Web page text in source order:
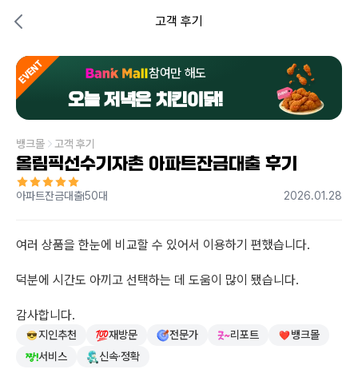
고객 후기
EVENT 참여만 해도
오늘 저녁은 치킨이닭!
뱅크몰 고객 후기
올림픽선수기자촌 아파트잔금대출 후기
아파트잔금대출50대 2026.01.28
여러 상품을 한눈에 비교할 수 있어서 이용하기 편했습니다.
덕분에 시간도 아끼고 선택하는 데 도움이 많이 됐습니다.
감사합니다.
지인추천 재방문 전문가 리포트
뱅크몰
서비스
신속·정확